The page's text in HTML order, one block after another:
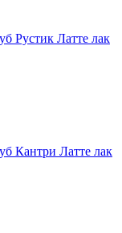
Рустик Латте лак
Кантри Латте лак